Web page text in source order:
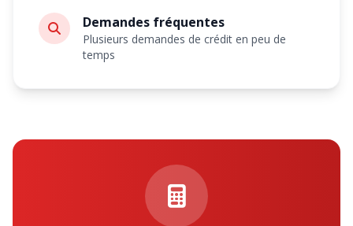
Demandes fréquentes
Plusieurs demandes de crédit en peu de
temps